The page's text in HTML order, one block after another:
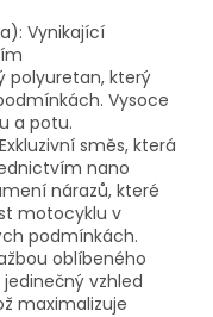
Vynikající
polyuretan, který
Vysoce
a potu.
směs, která
nano
nárazů, které
motocyklu v
podmínkách.
oblíbeného
vzhled
maximalizuje